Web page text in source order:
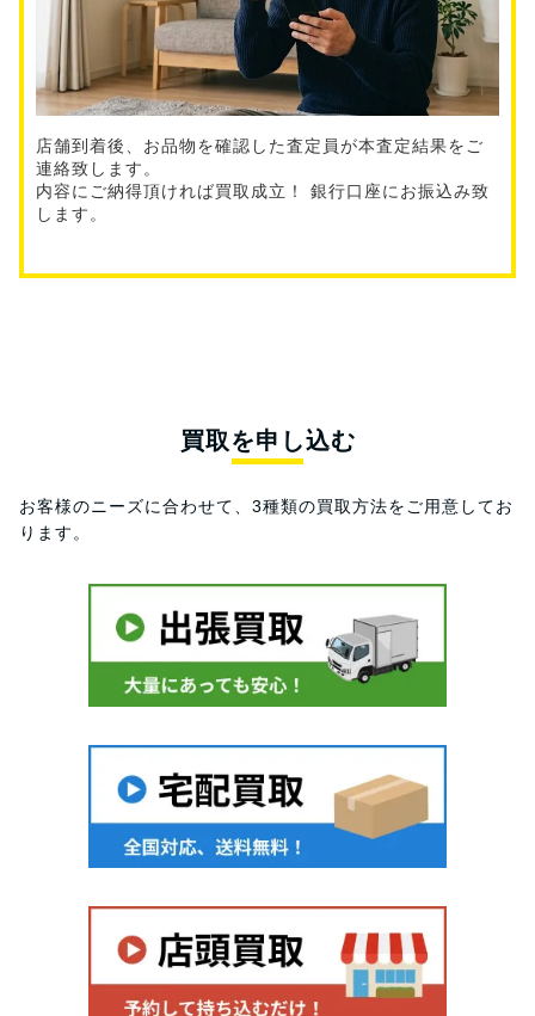
店舗到着後、お品物を確認した査定員が本査定結果をご
連絡致します。
内容にご納得頂ければ買取成立！ 銀行口座にお振込み致
します。
買取を申し込む
お客様のニーズに合わせて、3種類の買取方法をご用意してお
ります。